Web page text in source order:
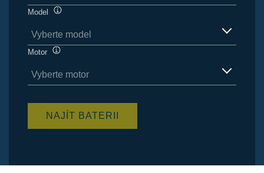
dispozici
Položky
k
dispozici
Model
nástroje
Vyberte model
Položky
k
dispozici
Motor
nástroje
Vyberte motor
NAJÍT BATERII